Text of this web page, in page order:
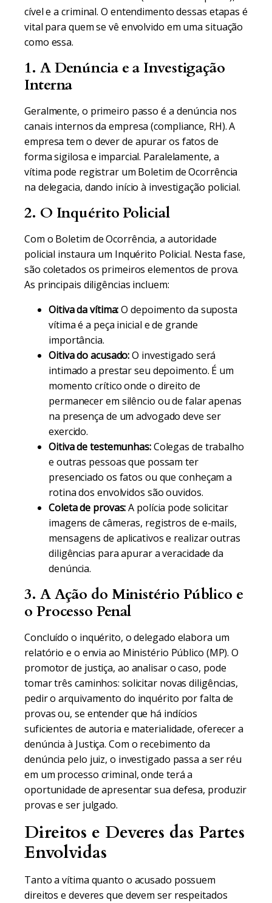
cível e a criminal. O entendimento dessas etapas é
vital para quem se vê envolvido em uma situação
como essa.
1. A Denúncia e a Investigação
Interna
Geralmente, o primeiro passo é a denúncia nos
canais internos da empresa (compliance, RH). A
empresa tem o dever de apurar os fatos de
forma sigilosa e imparcial. Paralelamente, a
vítima pode registrar um Boletim de Ocorrência
na delegacia, dando início à investigação policial.
2. O Inquérito Policial
Com o Boletim de Ocorrência, a autoridade
policial instaura um Inquérito Policial. Nesta fase,
são coletados os primeiros elementos de prova.
As principais diligências incluem:
Oitiva da vítima:O depoimento da suposta
vítima é a peça inicial e de grande
importância.
Oitiva do acusado:O investigado será
intimado a prestar seu depoimento. É um
momento crítico onde o direito de
permanecer em silêncio ou de falar apenas
na presença de um advogado deve ser
exercido.
Oitiva de testemunhas:Colegas de trabalho
e outras pessoas que possam ter
presenciado os fatos ou que conheçam a
rotina dos envolvidos são ouvidos.
Coleta de provas:A polícia pode solicitar
imagens de câmeras, registros de e-mails,
mensagens de aplicativos e realizar outras
diligências para apurar a veracidade da
denúncia.
3. A Ação do Ministério Público e
o Processo Penal
Concluído o inquérito, o delegado elabora um
relatório e o envia ao Ministério Público (MP). O
promotor de justiça, ao analisar o caso, pode
tomar três caminhos: solicitar novas diligências,
pedir o arquivamento do inquérito por falta de
provas ou, se entender que há indícios
suficientes de autoria e materialidade, oferecer a
denúncia à Justiça. Com o recebimento da
denúncia pelo juiz, o investigado passa a ser réu
em um processo criminal, onde terá a
oportunidade de apresentar sua defesa, produzir
provas e ser julgado.
Direitos e Deveres das Partes
Envolvidas
Tanto a vítima quanto o acusado possuem
direitos e deveres que devem ser respeitados